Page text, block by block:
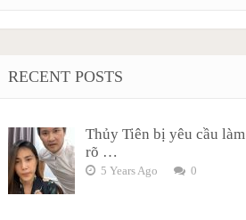
RECENT POSTS
Thủy Tiên bị yêu cầu làm
rõ …
5 Years Ago 0